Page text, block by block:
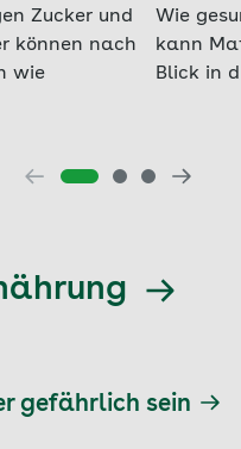
Zucker und
können nach
wie
Wie
kann
Blick in
gefährlich sein